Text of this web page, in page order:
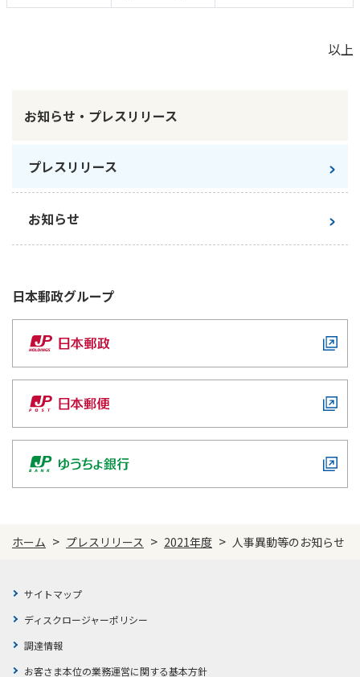
以上
お知らせ・プレスリリース
プレスリリース
お知らせ
日本郵政グループ
ホーム > プレスリリース > 2021年度 > 人事異動等のお知らせ
サイトマップ
ディスクロージャーポリシー
調達情報
お客さま本位の業務運営に関する基本方針